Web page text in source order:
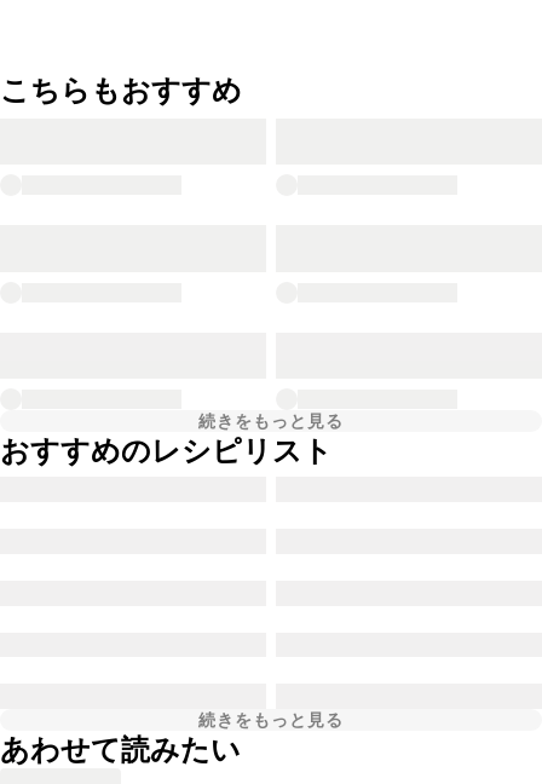
こちらもおすすめ
続きをもっと見る
おすすめのレシピリスト
続きをもっと見る
あわせて読みたい